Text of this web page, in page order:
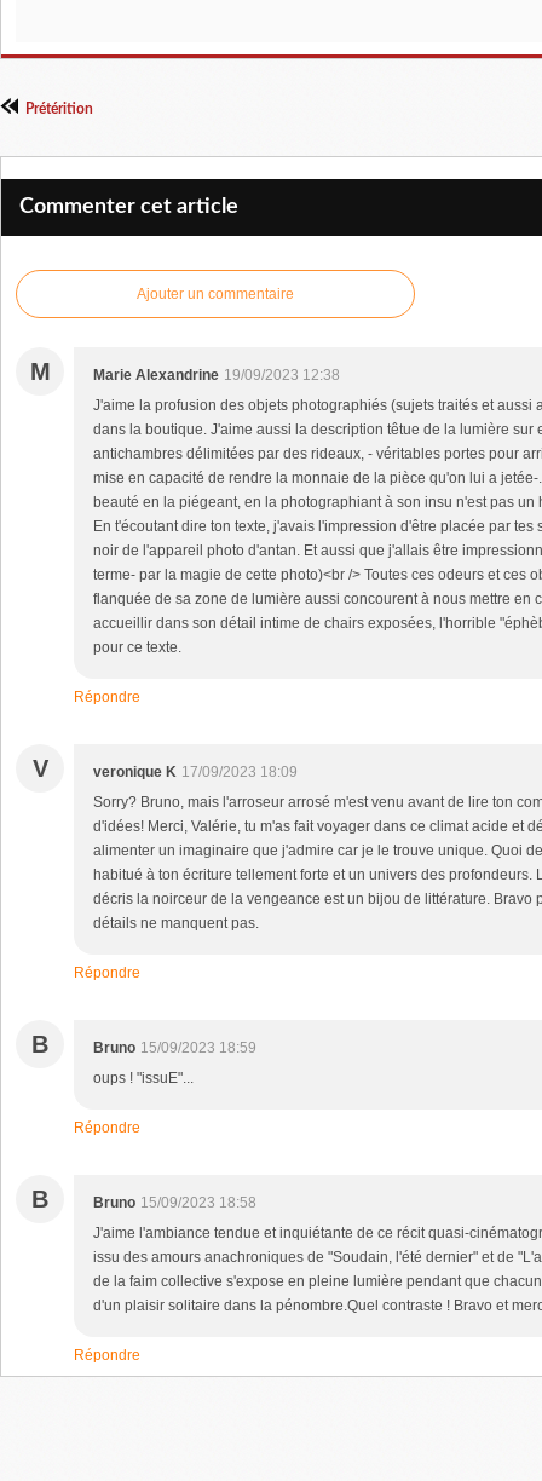
Prétérition
Commenter cet article
Ajouter un commentaire
M Marie Alexandrine 19/09/2023 12:38
J'aime la profusion des objets photographiés (sujets traités et aussi
dans la boutique. J'aime aussi la description têtue de la lumière sur
antichambres délimitées par des rideaux, - véritables portes pour
mise en capacité de rendre la monnaie de la pièce qu'on lui a
beauté en la piégeant, en la photographiant à son insu n'est pas un
En t'écoutant dire ton texte, j'avais l'impression d'être placée par
noir de l'appareil photo d'antan. Et aussi que j'allais être
terme- par la magie de cette photo)<br /> Toutes ces odeurs et ces
flanquée de sa zone de lumière aussi concourent à nous mettre en
accueillir dans son détail intime de chairs exposées, l'horrible
pour ce texte.
Répondre
V veronique K 17/09/2023 18:09
Sorry? Bruno, mais l'arroseur arrosé m'est venu avant de lire ton
d'idées! Merci, Valérie, tu m'as fait voyager dans ce climat acide et
alimenter un imaginaire que j'admire car je le trouve unique. Quoi
habitué à ton écriture tellement forte et un univers des profondeurs.
décris la noirceur de la vengeance est un bijou de littérature. Bravo
détails ne manquent pas.
Répondre
B Bruno 15/09/2023 18:59
oups ! "issuE"...
Répondre
B Bruno 15/09/2023 18:58
J'aime l'ambiance tendue et inquiétante de ce récit quasi-
issu des amours anachroniques de "Soudain, l'été dernier" et de
de la faim collective s'expose en pleine lumière pendant que
d'un plaisir solitaire dans la pénombre.Quel contraste ! Bravo et
Répondre